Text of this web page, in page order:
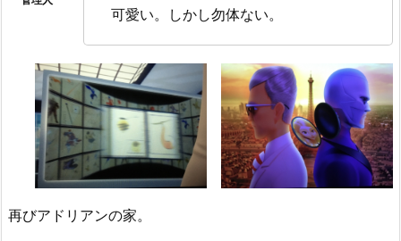
可愛い。しかし勿体ない。
再びアドリアンの家。